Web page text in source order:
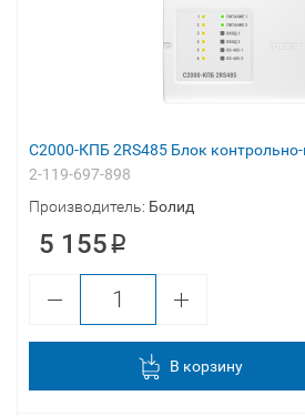
С2000-КПБ 2RS485 Блок
2-119-697-898
Производитель: Болид
5 155
В корзину